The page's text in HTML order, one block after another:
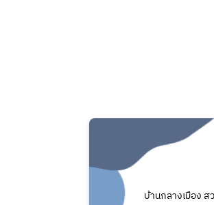
บ้านกลางเมือง ส